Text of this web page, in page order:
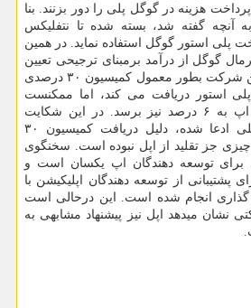
پرداخت هزینه در گوگل پلی را دور بزنند. بنا
آنچه گفته شد، بسته شده تا نتفلیکس
پلی استور گوگل استفاده نماید. در همین
گوگل از درآمد برمبنای ترجیحی تعیین
می شود. در صورتیکه این شرکت بطور معمول کمیسیون ۳۰ درصدی
استور دریافت می کند، اما ممکنست
کمیسیون مذکور در یک اپ به ۶ درصد نیز برسد. در این شکایت
باتوجه به مذاکرات داخلی ادعا شده، دلیل دریافت کمیسیون ۳۰
چیزی جز تقلید از اپل نبوده است. سخنگوی
برای توسعه دهندگان اپ یکسان است و
پشتیبانی از توسعه دهندگان اپلیکیشن با
گذاری انجام شده است. این درحالی است
نشان میدهد اپل نیز پیشنهاد مشابهی به